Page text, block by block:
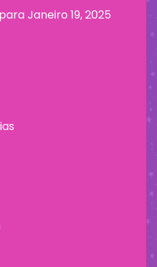
Janeiro 19, 2025